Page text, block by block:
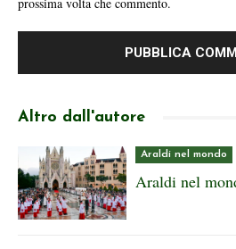
Altro dall'autore
Araldi nel mondo
Araldi nel